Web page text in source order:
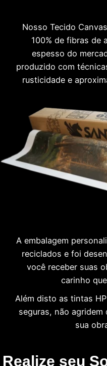
Nosso Tecido
100% de fibras de
espesso do
produzido com
rusticidade e
A embalagem
reciclados e foi
você receber suas
carinho
Além disto as tintas
seguras, não agridem
sua
Realize seu